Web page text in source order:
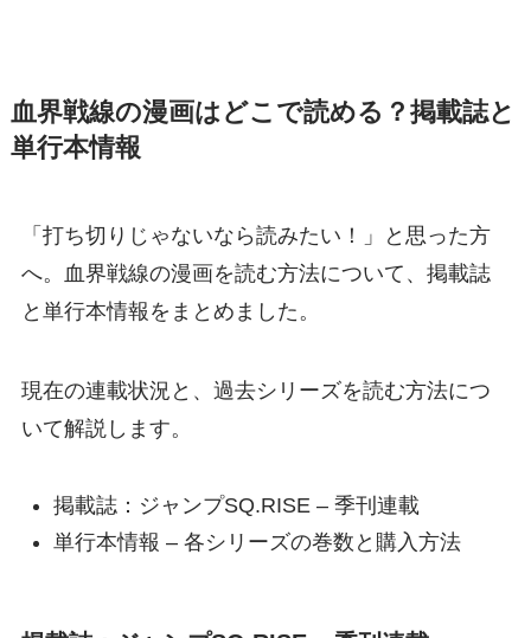
血界戦線の漫画はどこで読める？掲載誌と
単行本情報
「打ち切りじゃないなら読みたい！」と思った方
へ。血界戦線の漫画を読む方法について、掲載誌
と単行本情報をまとめました。
現在の連載状況と、過去シリーズを読む方法につ
いて解説します。
掲載誌：ジャンプSQ.RISE – 季刊連載
単行本情報 – 各シリーズの巻数と購入方法